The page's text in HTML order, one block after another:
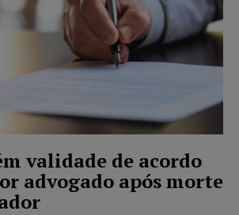
validade de acordo
advogado após morte